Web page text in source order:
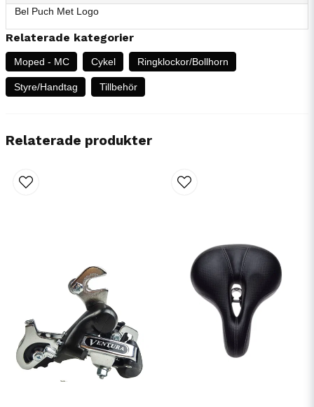
Bel Puch Met Logo
Relaterade kategorier
Moped - MC Cykel Ringklockor/Bollhorn
Styre/Handtag Tillbehör
Relaterade produkter